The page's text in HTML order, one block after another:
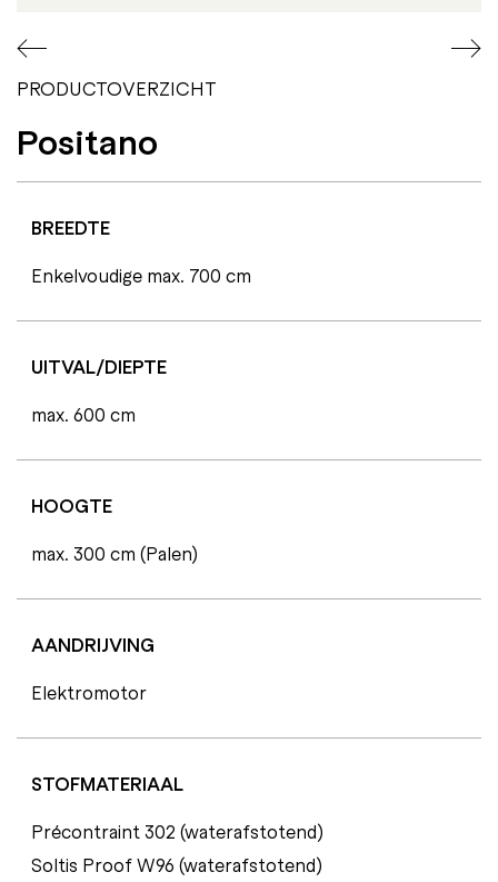
PRODUCTOVERZICHT
Positano
BREEDTE
Enkelvoudige max. 700 cm
UITVAL/DIEPTE
max. 600 cm
HOOGTE
max. 300 cm (Palen)
AANDRIJVING
Elektromotor
STOFMATERIAAL
Précontraint 302 (waterafstotend)
Soltis Proof W96 (waterafstotend)